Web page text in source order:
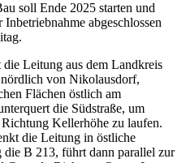
soll Ende 2025 starten und
abgeschlossen
Leitung aus dem Landkreis
von Nikolausdorf,
Flächen östlich am
die Südstraße, um
Kellerhöhe zu laufen.
die Leitung in östliche
B 213, führt dann parallel zur